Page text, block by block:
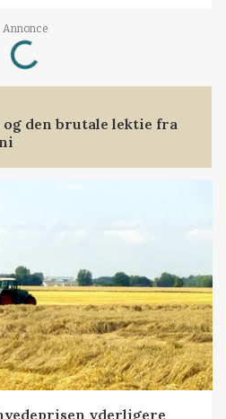
Annonce
Loading...
den brutale lektie fra
yderligere